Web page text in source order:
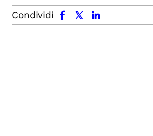
Condividi
facebook x.com linkedin